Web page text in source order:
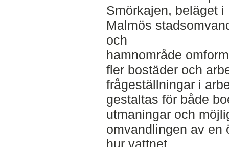
Smörkajen, beläget
Malmös
och
hamnområde
fler bostäder och
frågeställningar i
gestaltas för både
utmaningar och
omvandlingen av en
hur vattnet